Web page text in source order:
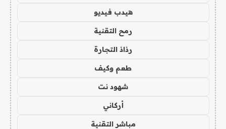
هيدب فيديو
رمح التقنية
رذاذ التجارة
طعم وكيف
شهود نت
أركاني
مباشر التقنية